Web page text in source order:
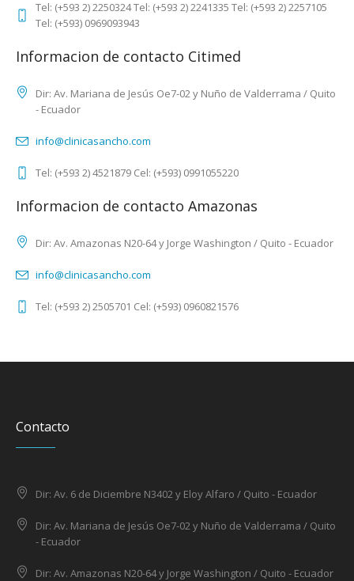
Tel: (+593 2) 2250324 Tel: (+593 2) 2241335 Tel: (+593 2) 2257105
Tel: (+593) 0969093943
Informacion de contacto Citimed
Dir: Av. Mariana de Jesús Oe7-02 y Nuño de Valderrama / Quito
- Ecuador
info@clinicasancho.com
Tel: (+593 2) 4521879 Cel: (+593) 0991055220
Informacion de contacto Amazonas
Dir: Av. Amazonas N20-64 y Jorge Washington / Quito - Ecuador
info@clinicasancho.com
Tel: (+593 2) 2505701 Cel: (+593) 0960821576
Contacto
Dir: Av. 6 de Diciembre N3402 y Eloy Alfaro / Quito - Ecuador
Dir: Av. Mariana de Jesús Oe7-02 y Nuño de Valderrama / Quito
- Ecuador
Dir: Av. Amazonas N20-64 y Jorge Washington / Quito - Ecuador